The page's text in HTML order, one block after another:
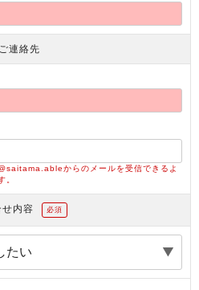
ご連絡先
からのメールを受信できるよ
。
せ内容 必須